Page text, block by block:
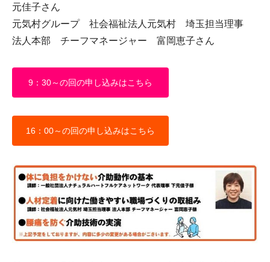
元佳子さん
元気村グループ 社会福祉法人元気村 埼玉担当理事
法人本部 チーフマネージャー 富岡恵子さん
9：30～の回の申し込みはこちら
16：00～の回の申し込みはこちら